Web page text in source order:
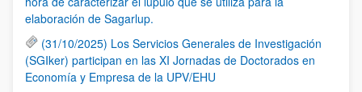
elaboración de Sagarlup.
(31/10/2025) Los Servicios Generales de Investigación
(SGIker) participan en las XI Jornadas de Doctorados en
Economía y Empresa de la UPV/EHU